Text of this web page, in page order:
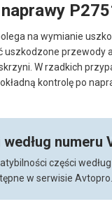
na wymianie
przewody
W rzadkich
kontrolę po
numeru
części według
w serwisie Avtopro.